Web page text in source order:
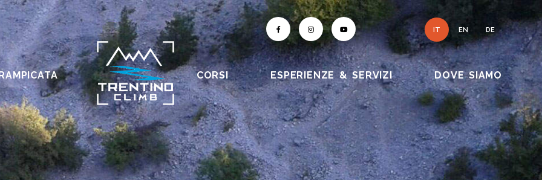
IT EN DE
CORSI ESPERIENZE & SERVIZI DOVE SIAMO